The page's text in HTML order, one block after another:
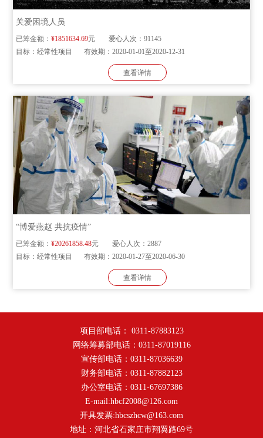
关爱困境人员
已筹金额：¥1851634.69元 爱心人次：91145
目标：经常性项目 有效期：2020-01-01至2020-12-31
查看详情
“博爱燕赵 共抗疫情”
已筹金额：¥20261858.48元 爱心人次：2887
目标：经常性项目 有效期：2020-01-27至2020-06-30
查看详情
项目部电话： 0311-87883123
网络筹募部电话：0311-87019116
宣传部电话：0311-87036639
财务部电话：0311-87882123
办公室电话：0311-67697386
E-mail:hbcf2008@126.com
开具发票:hbcszhcw@163.com
地址：河北省石家庄市翔翼路69号